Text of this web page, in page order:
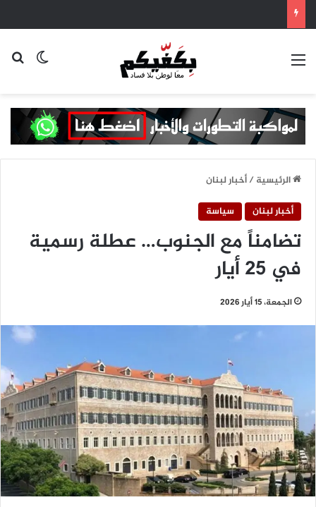
القائمة
الرئيسية/أخبار لبنان
أخبار لبنان
سياسة
تضامناً مع الجنوب… عطلة رسمية
في 25 أيار
الجمعة، 15 أيار 2026